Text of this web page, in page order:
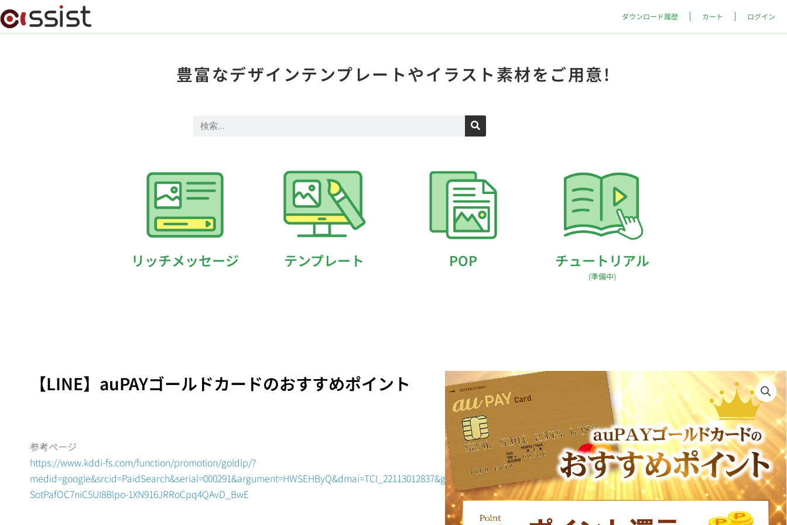
ダウンロード履歴 カート ログイン
豊富なデザインテンプレートやイラスト素材をご用意!
リッチメッセージ テンプレート POP チュートリアル
(準備中)
【LINE】auPAYゴールドカードのおすすめポイント
参考ページ
https://www.kddi-fs.com/function/promotion/goldlp/?
medid=google&srcid=PaidSearch&serial=000291&argument=HWSEHByQ&dmai=TCI_22113012837&gclid=CjwKCAjwov6hBhBsEiwAvrvN6FVSEVrHy5u31gTOUxK_yeE-
SotPafOC7niC5UI8Blpo-1XN916JRRoCpq4QAvD_BwE